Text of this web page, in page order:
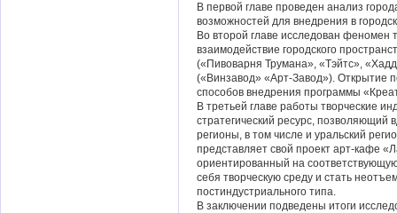
В первой главе проведен анализ
возможностей для внедрения в
Во второй главе исследован феномен
взаимодействие городского
(«Пивоварня Трумана», «Тэйтс»,
(«Винзавод» «Арт-Завод»). Открытие
способов внедрения программы
В третьей главе работы творческие
стратегический ресурс, позволяющий
регионы, в том числе и уральский
представляет свой проект арт-кафе
ориентированный на
себя творческую среду и стать
постиндустриального типа.
В заключении подведены итоги